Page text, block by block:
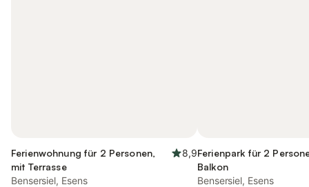
Ferienwohnung für 2 Personen,
mit Terrasse
8,9
Bensersiel, Esens
Ferienpark für 2
Balkon
Bensersiel, Esens